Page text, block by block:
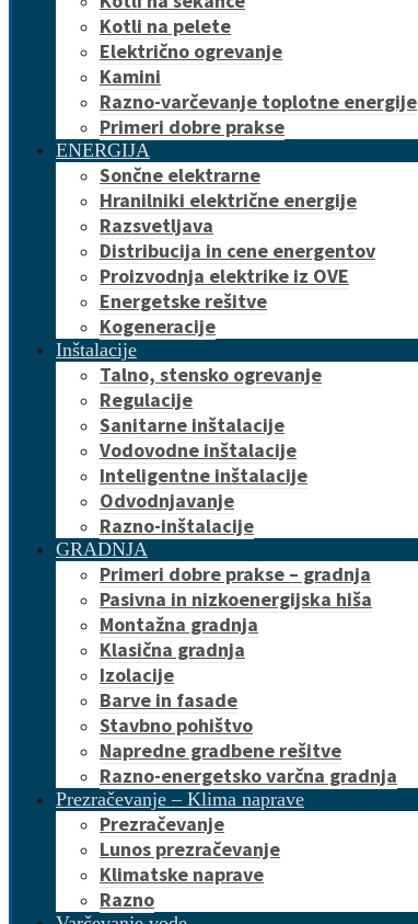
Kotli na pelete
Električno ogrevanje
Kamini
Razno-varčevanje toplotne energije
Primeri dobre prakse
ENERGIJA
Sončne elektrarne
Hranilniki električne energije
Razsvetljava
Distribucija in cene energentov
Proizvodnja elektrike iz OVE
Energetske rešitve
Kogeneracije
Inštalacije
Talno, stensko ogrevanje
Regulacije
Sanitarne inštalacije
Vodovodne inštalacije
Inteligentne inštalacije
Odvodnjavanje
Razno-inštalacije
GRADNJA
Primeri dobre prakse – gradnja
Pasivna in nizkoenergijska hiša
Montažna gradnja
Klasična gradnja
Izolacije
Barve in fasade
Stavbno pohištvo
Napredne gradbene rešitve
Razno-energetsko varčna gradnja
Prezračevanje – Klima naprave
Prezračevanje
Lunos prezračevanje
Klimatske naprave
Razno